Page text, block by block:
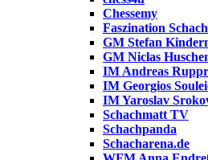
Chessemy
Faszination Schach
GM Stefan
GM Niclas
IM Andreas
IM Georgios
IM Yaroslav
Schachmatt TV
Schachpanda
Schacharena.de